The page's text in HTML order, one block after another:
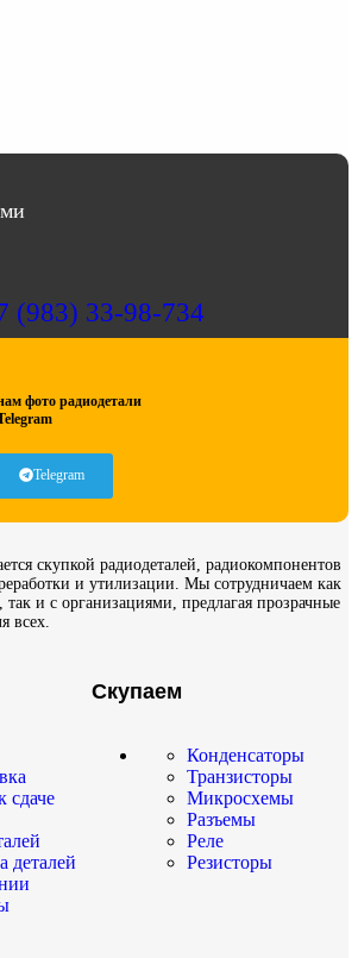
(983) 33-98-734
фото радиодетали
Telegram
скупкой радиодеталей, радиокомпонентов
и утилизации. Мы сотрудничаем как
и с организациями, предлагая прозрачные
всех.
сдаче
деталей
Скупаем
Конденсаторы
Транзисторы
Микросхемы
Разъемы
Реле
Резисторы